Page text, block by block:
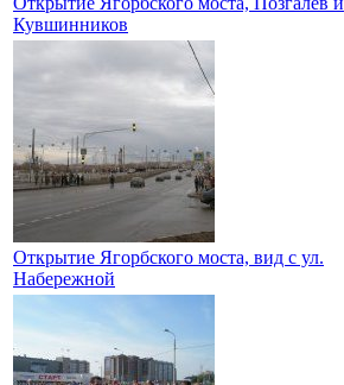
Кувшинников
Открытие Ягорбского моста, вид с ул.
Набережной